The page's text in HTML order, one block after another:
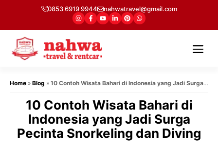
isi
0853 6919 9944 nahwatravel@gmail.com
Home » Blog » 10 Contoh Wisata Bahari di Indonesia yang Jadi Surga
10 Contoh Wisata Bahari di
Indonesia yang Jadi Surga
Pecinta Snorkeling dan Diving